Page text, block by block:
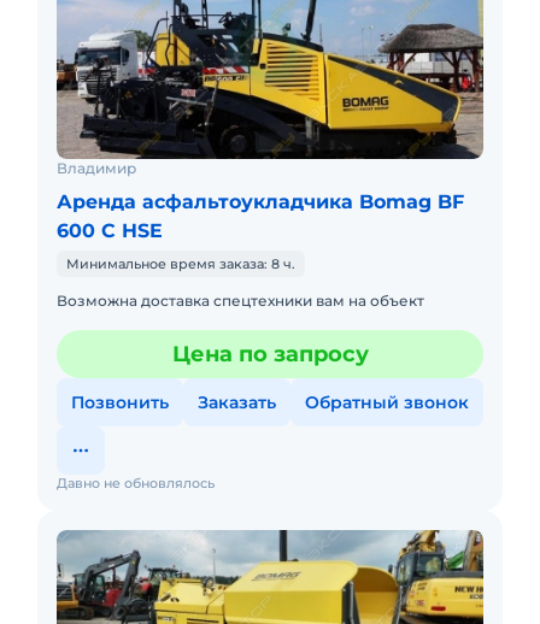
Владимир
Аренда асфальтоукладчика Bomag BF
600 C HSE
Минимальное время заказа: 8 ч.
Возможна доставка спецтехники вам на объект
Цена по запросу
Позвонить Заказать Обратный звонок
Давно не обновлялось